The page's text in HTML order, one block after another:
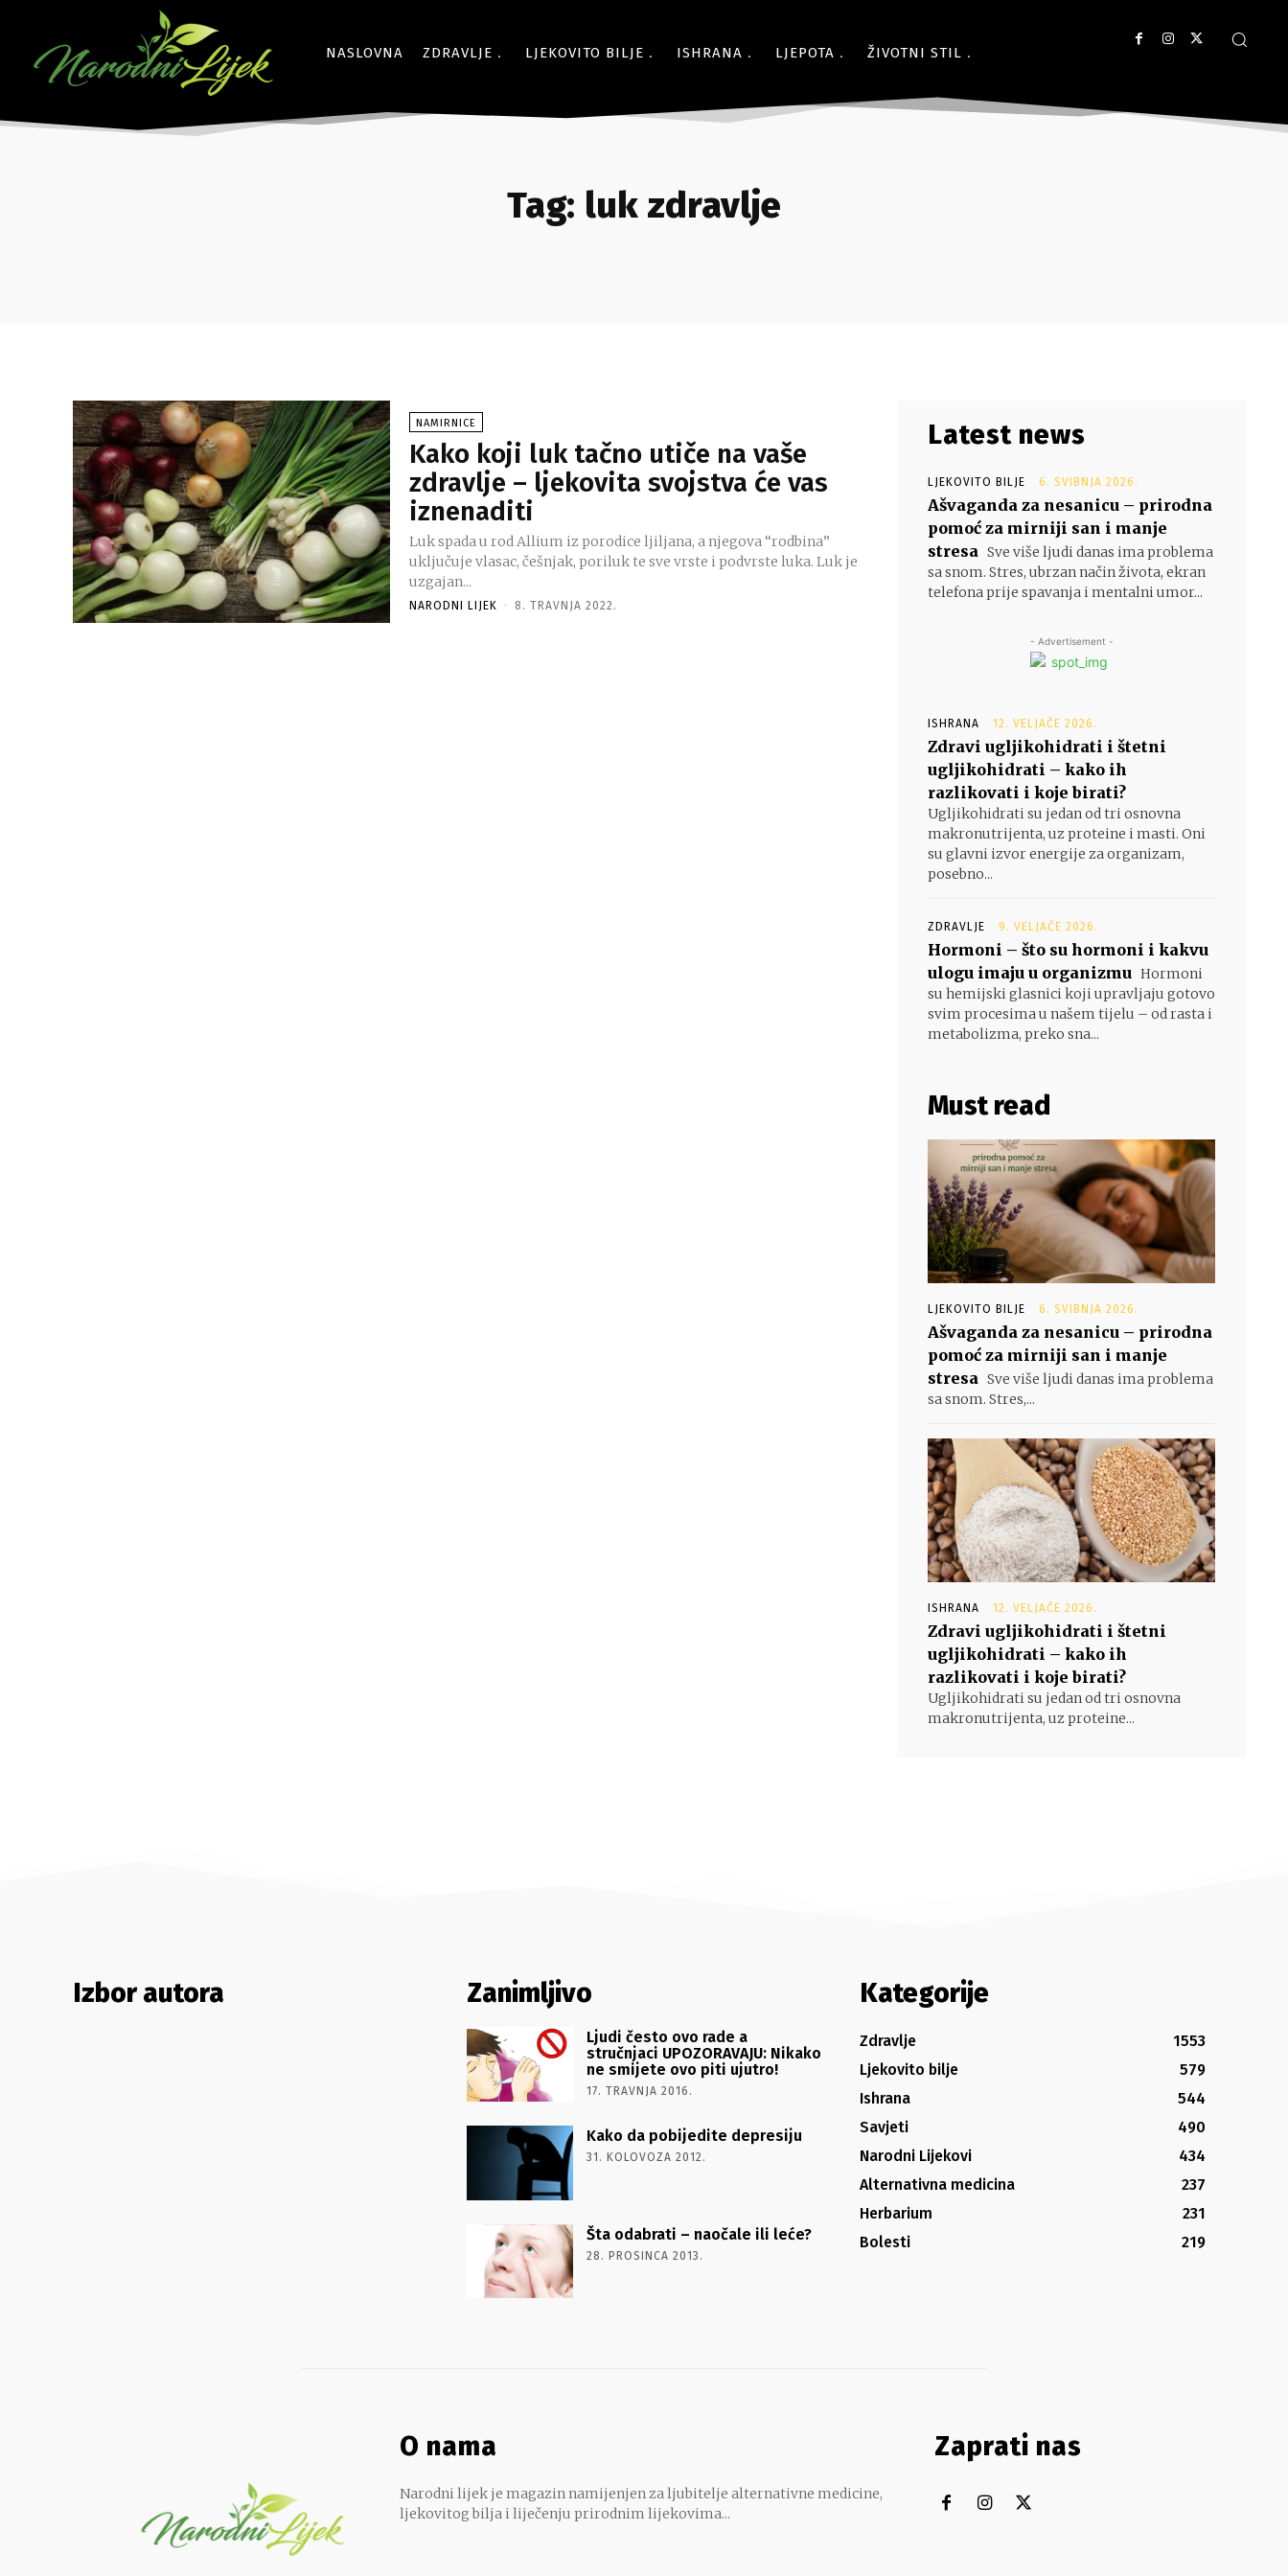
NASLOVNA ZDRAVLJE LJEKOVITO BILJE ISHRANA LJEPOTA ŽIVOTNI STIL
Tag: luk zdravlje
NAMIRNICE
Kako koji luk tačno utiče na vaše
zdravlje – ljekovita svojstva će vas
iznenaditi
Luk spada u rod Allium iz porodice ljiljana, a njegova “rodbina”
uključuje vlasac, češnjak, poriluk te sve vrste i podvrste luka. Luk je
uzgajan...
NARODNI LIJEK - 8. TRAVNJA 2022.
Latest news
LJEKOVITO BILJE 6. SVIBNJA 2026.
Ašvaganda za nesanicu – prirodna
pomoć za mirniji san i manje
stresa Sve više ljudi danas ima problema
sa snom. Stres, ubrzan način života, ekran
telefona prije spavanja i mentalni umor...
- Advertisement -
ISHRANA 12. VELJAČE 2026.
Zdravi ugljikohidrati i štetni
ugljikohidrati – kako ih
razlikovati i koje birati?
Ugljikohidrati su jedan od tri osnovna
makronutrijenta, uz proteine i masti. Oni
su glavni izvor energije za organizam,
posebno...
ZDRAVLJE 9. VELJAČE 2026.
Hormoni – što su hormoni i kakvu
ulogu imaju u organizmu Hormoni
su hemijski glasnici koji upravljaju gotovo
svim procesima u našem tijelu – od rasta i
metabolizma, preko sna...
Must read
LJEKOVITO BILJE 6. SVIBNJA 2026.
Ašvaganda za nesanicu – prirodna
pomoć za mirniji san i manje
stresa Sve više ljudi danas ima problema
sa snom. Stres,...
ISHRANA 12. VELJAČE 2026.
Zdravi ugljikohidrati i štetni
ugljikohidrati – kako ih
razlikovati i koje birati?
Ugljikohidrati su jedan od tri osnovna
makronutrijenta, uz proteine...
Izbor autora Zanimljivo
Ljudi često ovo rade a
stručnjaci UPOZORAVAJU: Nikako
ne smijete ovo piti ujutro!
17. TRAVNJA 2016.
Kako da pobijedite depresiju
31. KOLOVOZA 2012.
Šta odabrati – naočale ili leće?
28. PROSINCA 2013.
Kategorije
Zdravlje
1553
Ljekovito bilje
579
Ishrana
544
Savjeti
490
Narodni Lijekovi
434
Alternativna medicina
237
Herbarium
231
Bolesti
219
O nama
Narodni lijek je magazin namijenjen za ljubitelje alternativne medicine,
ljekovitog bilja i liječenju prirodnim lijekovima...
Zaprati nas